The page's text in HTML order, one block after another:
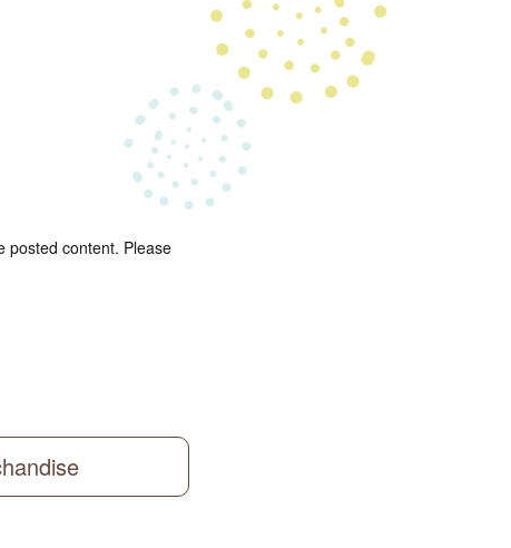
posted content. Please